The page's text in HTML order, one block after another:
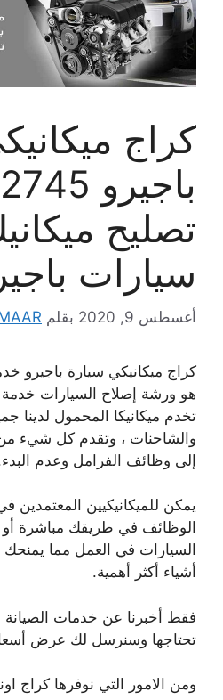
كراج
باجيرو
تصليح
سيارات
أغسطس 9, 2020 بقلم
كراج ميكانيكي سيارة باجيرو
هو ورشة إصلاح السيارات
تخدم ميكانيكا المحمول لدينا
والشاحنات ، وتقدم كل شيء
إلى وظائف الفرامل وعدم
يمكن للميكانيكيين المعتمدين
الوظائف في طريقك مباشرة
السيارات في العمل مما
أشياء أكثر أهمية.
فقط أخبرنا عن خدمات الصيانة
تحتاجها وسنرسل لك عرض
ومن الامور التي نوفرها كراج